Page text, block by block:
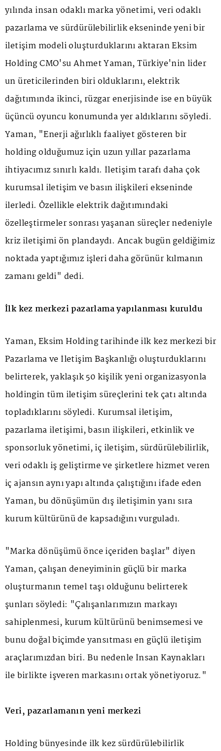
yılında insan odaklı marka yönetimi, veri odaklı
pazarlama ve sürdürülebilirlik ekseninde yeni bir
iletişim modeli oluşturduklarını aktaran Eksim
Holding CMO'su Ahmet Yaman, Türkiye'nin lider
un üreticilerinden biri olduklarını, elektrik
dağıtımında ikinci, rüzgar enerjisinde ise en büyük
üçüncü oyuncu konumunda yer aldıklarını söyledi.
Yaman, "Enerji ağırlıklı faaliyet gösteren bir
holding olduğumuz için uzun yıllar pazarlama
ihtiyacımız sınırlı kaldı. İletişim tarafı daha çok
kurumsal iletişim ve basın ilişkileri ekseninde
ilerledi. Özellikle elektrik dağıtımındaki
özelleştirmeler sonrası yaşanan süreçler nedeniyle
kriz iletişimi ön plandaydı. Ancak bugün geldiğimiz
noktada yaptığımız işleri daha görünür kılmanın
zamanı geldi" dedi.
İlk kez merkezi pazarlama yapılanması kuruldu
Yaman, Eksim Holding tarihinde ilk kez merkezi bir
Pazarlama ve İletişim Başkanlığı oluşturduklarını
belirterek, yaklaşık 50 kişilik yeni organizasyonla
holdingin tüm iletişim süreçlerini tek çatı altında
topladıklarını söyledi. Kurumsal iletişim,
pazarlama iletişimi, basın ilişkileri, etkinlik ve
sponsorluk yönetimi, iç iletişim, sürdürülebilirlik,
veri odaklı iş geliştirme ve şirketlere hizmet veren
iç ajansın aynı yapı altında çalıştığını ifade eden
Yaman, bu dönüşümün dış iletişimin yanı sıra
kurum kültürünü de kapsadığını vurguladı.
"Marka dönüşümü önce içeriden başlar" diyen
Yaman, çalışan deneyiminin güçlü bir marka
oluşturmanın temel taşı olduğunu belirterek
şunları söyledi: "Çalışanlarımızın markayı
sahiplenmesi, kurum kültürünü benimsemesi ve
bunu doğal biçimde yansıtması en güçlü iletişim
araçlarımızdan biri. Bu nedenle İnsan Kaynakları
ile birlikte işveren markasını ortak yönetiyoruz."
Veri, pazarlamanın yeni merkezi
Holding bünyesinde ilk kez sürdürülebilirlik